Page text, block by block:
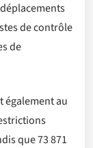
de contrôle
de
également au
que 73 871